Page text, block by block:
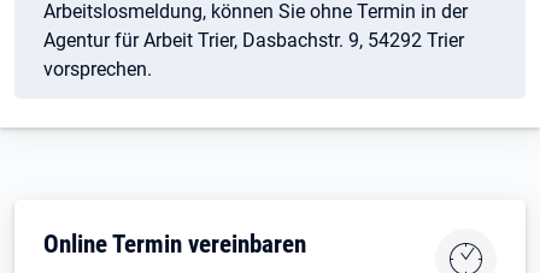
Arbeitslosmeldung, können Sie ohne Termin in der
Agentur für Arbeit Trier, Dasbachstr. 9, 54292 Trier
vorsprechen.
Online Termin vereinbaren